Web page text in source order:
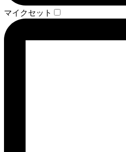
マイクセット